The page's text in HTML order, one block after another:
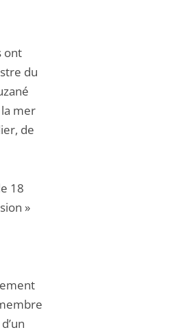
ont
du
mer
de
18
»